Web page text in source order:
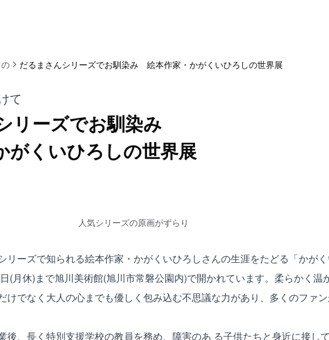
だるまさんシリーズでお馴染み 絵本作家・かがくいひろしの世界展
て
リーズでお馴染み
がくいひろしの世界展
人気シリーズの原画がずらり
リーズで知られる絵本作家・かがくいひろしさんの生涯をたどる「かが
(月休)まで旭川美術館(旭川市常磐公園内)で開かれています。柔らかく温
けでなく大人の心までも優しく包み込む不思議な力があり、多くのファ
後、長く特別支援学校の教員を務め、障害のあ る子供たちと身近に接し